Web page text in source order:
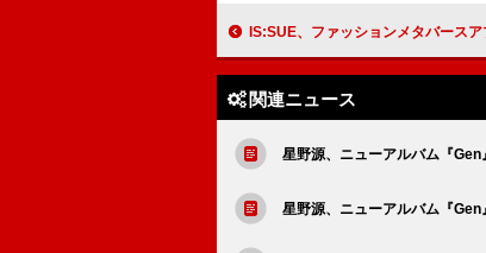
IS:SUE、ファッションメタバースアプリ『WEAR GO
関連ニュース
星野源、ニューアルバム『
星野源、ニューアルバム『